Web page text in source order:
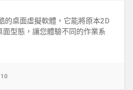
的桌面虛擬軟體，它能將原本2D
面型態，讓您體驗不同的作業系
10